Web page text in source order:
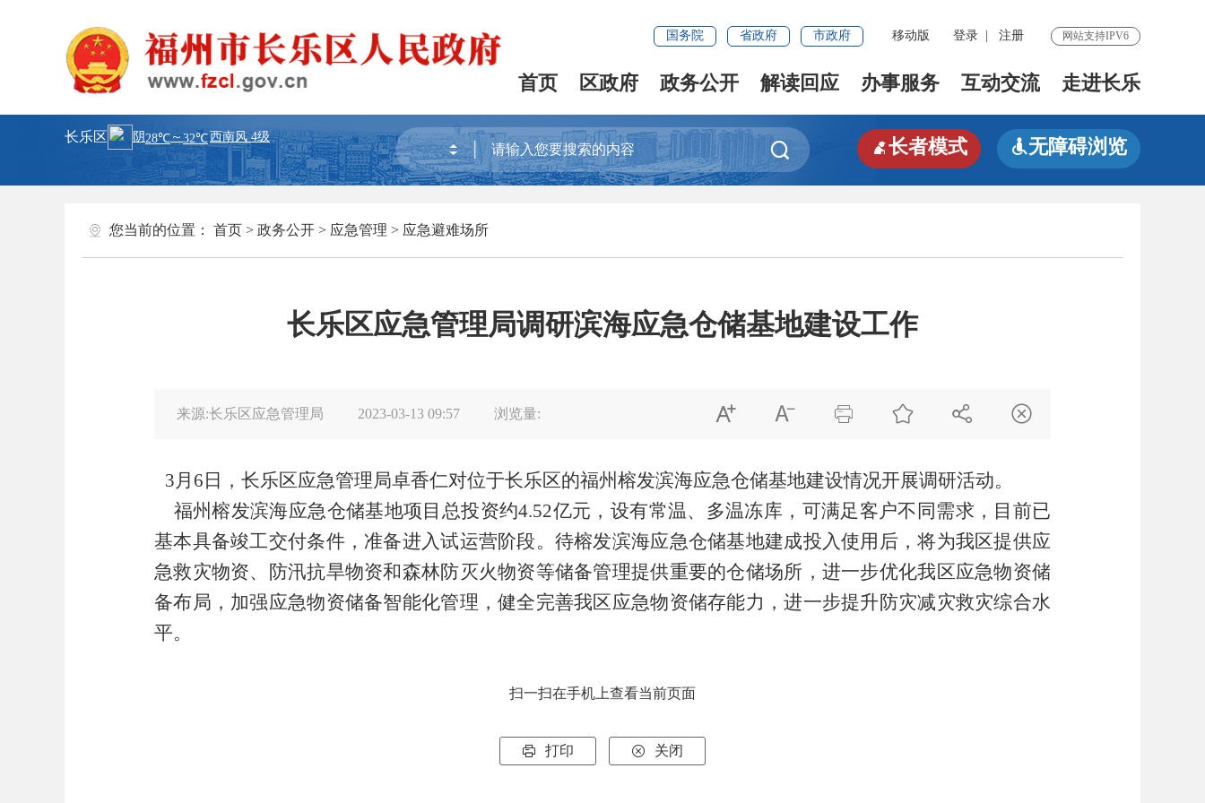
国务院 省政府 市政府 移动版 登录 注册 网站支持IPV6
首页 区政府 政务公开 解读回应 办事服务 互动交流 走进长乐
长乐区
 长者模式 无障碍浏览
您当前的位置： 首页 > 政务公开 > 应急管理 > 应急避难场所
长乐区应急管理局调研滨海应急仓储基地建设工作
来源:长乐区应急管理局 2023-03-13 09:57 浏览量:      
3月6日，长乐区应急管理局卓香仁对位于长乐区的福州榕发滨海应急仓储基地建设情况开展调研活动。
福州榕发滨海应急仓储基地项目总投资约4.52亿元，设有常温、多温冻库，可满足客户不同需求，目前已
基本具备竣工交付条件，准备进入试运营阶段。待榕发滨海应急仓储基地建成投入使用后，将为我区提供应
急救灾物资、防汛抗旱物资和森林防灭火物资等储备管理提供重要的仓储场所，进一步优化我区应急物资储
备布局，加强应急物资储备智能化管理，健全完善我区应急物资储存能力，进一步提升防灾减灾救灾综合水
平。
扫一扫在手机上查看当前页面
 打印  关闭